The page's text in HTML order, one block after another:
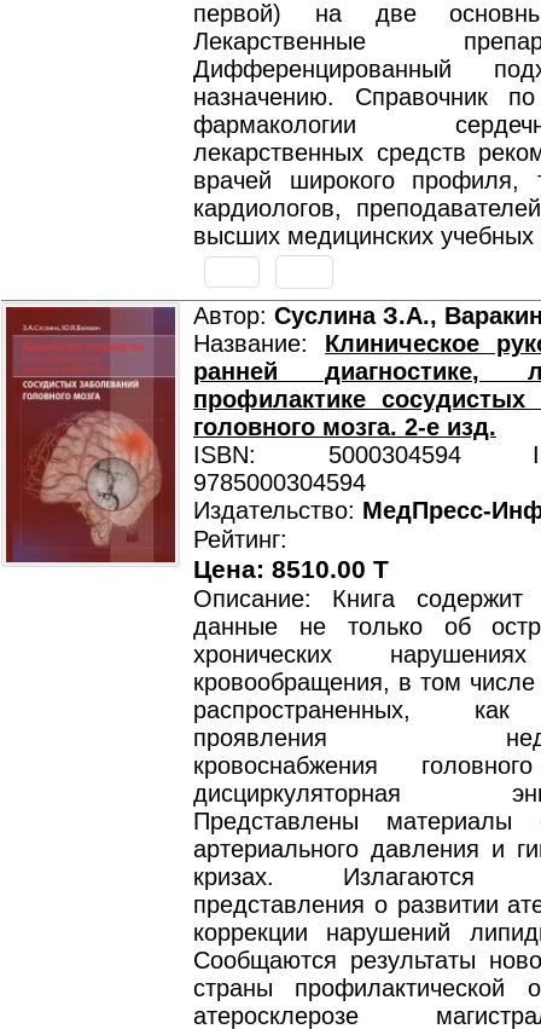
первой) на две
Лекарственные
Дифференцированный
назначению. Справочник по
фармакологии
лекарственных средств
врачей широкого профиля,
кардиологов,
высших медицинских учебных
Автор: Суслина З.А.,
Название: Клиническое
ранней диагностике,
профилактике сосудистых
головного мозга. 2-е изд.
ISBN: 5000304594
9785000304594
Издательство: МедПресс-
Рейтинг:
Цена: 8510.00 T
Описание: Книга содержит
данные не только об
хронических
кровообращения, в том
распространенных,
проявления
кровоснабжения
дисциркуляторная
Представлены материалы
артериального давления и
кризах. Излагаются
представления о развитии
коррекции нарушений
Сообщаются результаты
страны профилактической
атеросклерозе